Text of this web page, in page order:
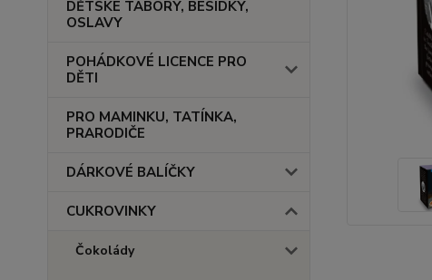
DĚTSKÉ TÁBORY, BESÍDKY,
OSLAVY
POHÁDKOVÉ LICENCE PRO
DĚTI
PRO MAMINKU, TATÍNKA,
PRARODIČE
DÁRKOVÉ BALÍČKY
CUKROVINKY
Čokolády